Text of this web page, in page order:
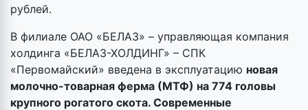
рублей.
В филиале ОАО «БЕЛАЗ» – управляющая компания
холдинга «БЕЛАЗ-ХОЛДИНГ» – СПК
«Первомайский» введена в эксплуатацию новая
молочно-товарная ферма (МТФ) на 774 головы
крупного рогатого скота. Современные